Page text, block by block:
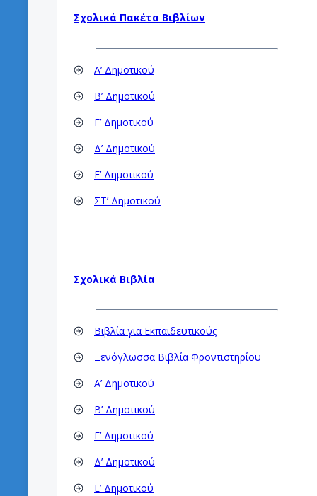
Σχολικά Πακέτα Βιβλίων
Α’ Δημοτικού
Β’ Δημοτικού
Γ’ Δημοτικού
Δ’ Δημοτικού
Ε’ Δημοτικού
ΣΤ’ Δημοτικού
Σχολικά Βιβλία
Βιβλία για Εκπαιδευτικούς
Ξενόγλωσσα Βιβλία Φροντιστηρίου
Α’ Δημοτικού
Β’ Δημοτικού
Γ’ Δημοτικού
Δ’ Δημοτικού
Ε’ Δημοτικού